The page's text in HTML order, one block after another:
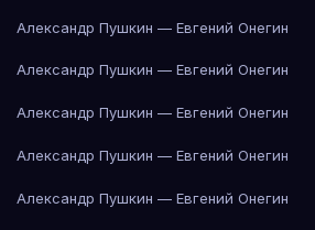
Александр Пушкин — Евгений Онегин
Александр Пушкин — Евгений Онегин
Александр Пушкин — Евгений Онегин
Александр Пушкин — Евгений Онегин
Александр Пушкин — Евгений Онегин